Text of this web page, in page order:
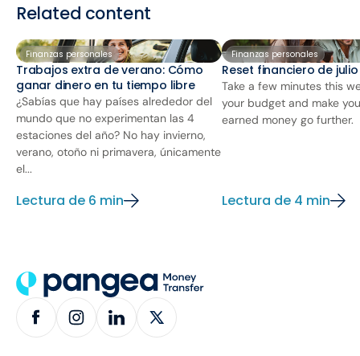
Related content
Finanzas personales
Trabajos extra de verano: Cómo
ganar dinero en tu tiempo libre
¿Sabías que hay países alrededor del
mundo que no experimentan las 4
estaciones del año? No hay invierno,
verano, otoño ni primavera, únicamente
el...
Lectura de 6 min
Finanzas personales
Reset financiero de
Take a few minutes this
your budget and make
earned money go further.
Lectura de 4 min